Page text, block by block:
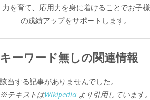
力を育て、応用力を身に着けることでお子様
の成績アップをサポートします。
キーワード無しの関連情報
該当する記事がありませんでした。
※テキストはWikipedia より引用しています。